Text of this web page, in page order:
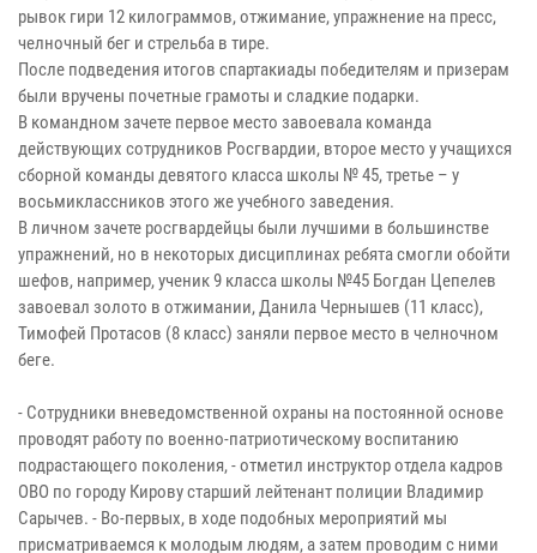
рывок гири 12 килограммов, отжимание, упражнение на пресс,
челночный бег и стрельба в тире.
После подведения итогов спартакиады победителям и призерам
были вручены почетные грамоты и сладкие подарки.
В командном зачете первое место завоевала команда
действующих сотрудников Росгвардии, второе место у учащихся
сборной команды девятого класса школы № 45, третье – у
восьмиклассников этого же учебного заведения.
В личном зачете росгвардейцы были лучшими в большинстве
упражнений, но в некоторых дисциплинах ребята смогли обойти
шефов, например, ученик 9 класса школы №45 Богдан Цепелев
завоевал золото в отжимании, Данила Чернышев (11 класс),
Тимофей Протасов (8 класс) заняли первое место в челночном
беге.
- Сотрудники вневедомственной охраны на постоянной основе
проводят работу по военно-патриотическому воспитанию
подрастающего поколения, - отметил инструктор отдела кадров
ОВО по городу Кирову старший лейтенант полиции Владимир
Сарычев. - Во-первых, в ходе подобных мероприятий мы
присматриваемся к молодым людям, а затем проводим с ними